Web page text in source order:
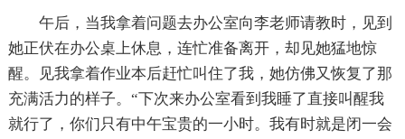
午后，当我拿着问题去办公室向李老师请教时，见到
她正伏在办公桌上休息，连忙准备离开，却见她猛地惊
醒。见我拿着作业本后赶忙叫住了我，她仿佛又恢复了那
充满活力的样子。“下次来办公室看到我睡了直接叫醒我
就行了，你们只有中午宝贵的一小时。我有时就是闭一会